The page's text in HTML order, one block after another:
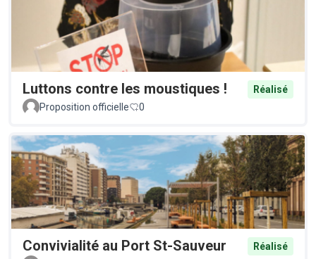
Luttons contre les moustiques !
Réalisé
Proposition officielle
0
Convivialité au Port St-Sauveur
Réalisé